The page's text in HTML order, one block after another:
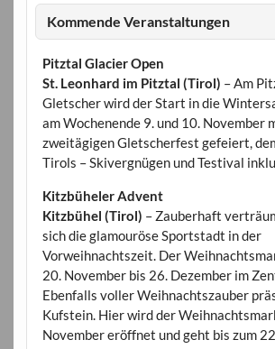
Kommende Veranstaltungen
Pitztal Glacier Open
St. Leonhard im Pitztal (Tirol) – Am
Gletscher wird der Start in die
am Wochenende 9. und 10. November
zweitägigen Gletscherfest gefeiert,
Tirols – Skivergnügen und Testival
Kitzbüheler Advent
Kitzbühel (Tirol) – Zauberhaft
sich die glamouröse Sportstadt in der
Vorweihnachtszeit. Der
20. November bis 26. Dezember im
Ebenfalls voller Weihnachtszauber
Kufstein. Hier wird der
November eröffnet und geht bis zum